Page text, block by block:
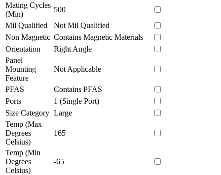
Mating Cycles
(Min)
500
Mil Qualified
Not Mil Qualified
Non Magnetic Contains Magnetic Materials
Orientation
Right Angle
Panel
Mounting
Feature
Not Applicable
PFAS
Contains PFAS
Ports
1 (Single Port)
Size Category Large
Temp (Max
Degrees
Celsius)
165
Temp (Min
Degrees
Celsius)
-65